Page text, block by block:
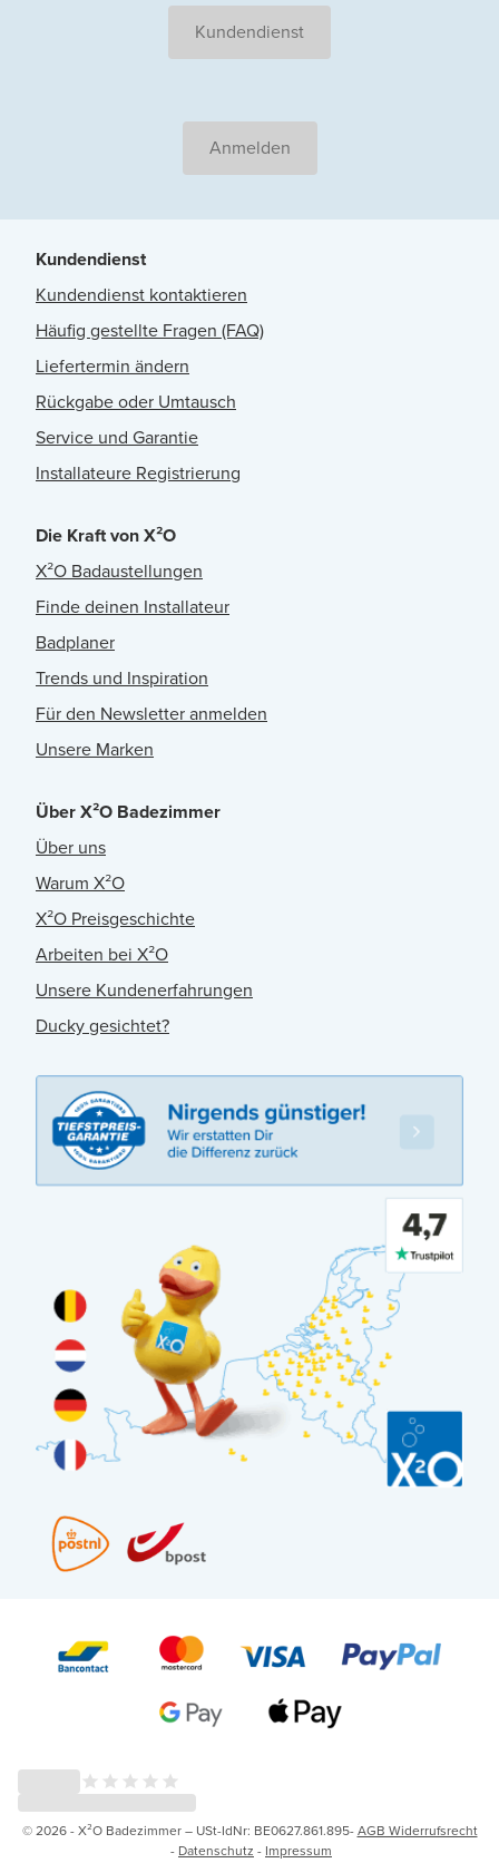
Kundendienst
Anmelden
Kundendienst
Kundendienst kontaktieren
Häufig gestellte Fragen (FAQ)
Liefertermin ändern
Rückgabe oder Umtausch
Service und Garantie
Installateure Registrierung
Die Kraft von X²O
X²O Badaustellungen
Finde deinen Installateur
Badplaner
Trends und Inspiration
Für den Newsletter anmelden
Unsere Marken
Über X²O Badezimmer
Über uns
Warum X²O
X²O Preisgeschichte
Arbeiten bei X²O
Unsere Kundenerfahrungen
Ducky gesichtet?
© 2026 - X²O Badezimmer – USt-IdNr: BE0627.861.895-AGB Widerrufsrecht
- Datenschutz - Impressum